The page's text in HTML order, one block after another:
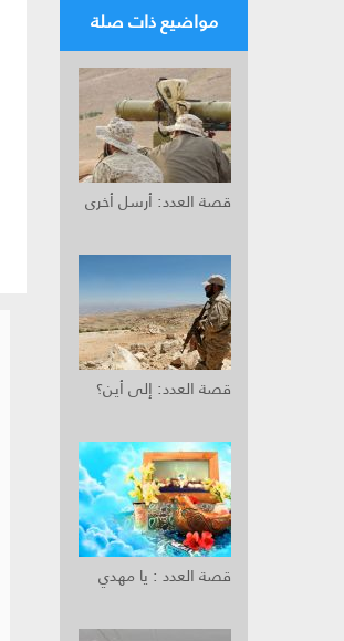
مواضيع ذات صلة
قصة العدد: أرسل أخرى
قصة العدد: إلى أين؟
قصة العدد : يا مهدي